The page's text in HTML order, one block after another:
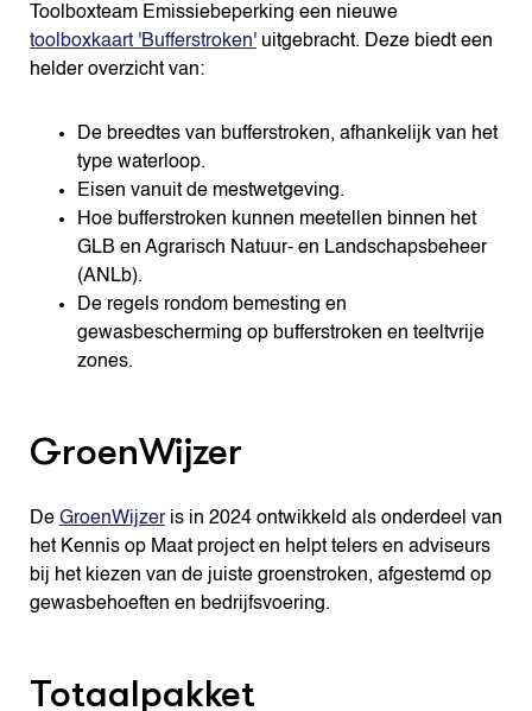
Toolboxteam Emissiebeperking een nieuwe
toolboxkaart 'Bufferstroken'uitgebracht. Deze biedt een
helder overzicht van:
De breedtes van bufferstroken, afhankelijk van het
type waterloop.
Eisen vanuit de mestwetgeving.
Hoe bufferstroken kunnen meetellen binnen het
GLB en Agrarisch Natuur- en Landschapsbeheer
(ANLb).
De regels rondom bemesting en
gewasbescherming op bufferstroken en teeltvrije
zones.
GroenWijzer
De GroenWijzeris in 2024 ontwikkeld als onderdeel van
het Kennis op Maat project en helpt telers en adviseurs
bij het kiezen van de juiste groenstroken, afgestemd op
gewasbehoeften en bedrijfsvoering.
Totaalpakket